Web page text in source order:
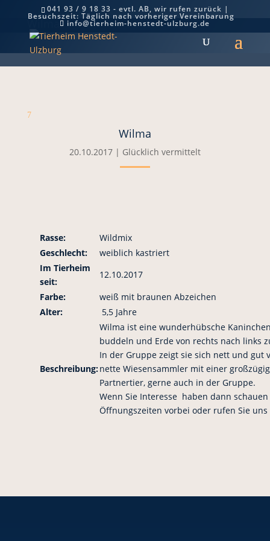
041 93 / 9 18 33 - evtl. AB, wir rufen zurück |
Besuchszeit: Täglich nach vorheriger Vereinbarung
info@tierheim-henstedt-ulzburg.de
Wilma
7
Wilma
20.10.2017| Glücklich vermittelt
Rasse:
Wildmix
Geschlecht:
weiblich kastriert
Im Tierheim
seit:
12.10.2017
Farbe:
weiß mit braunen Abzeichen
Alter:
5,5 Jahre
Beschreibung:
Wilma ist eine wunderhübsche
buddeln und Erde von rechts nach links
In der Gruppe zeigt sie sich nett und gut
nette Wiesensammler mit einer
Partnertier, gerne auch in der Gruppe.
Wenn Sie Interesse haben dann
Öffnungszeiten vorbei oder rufen Sie